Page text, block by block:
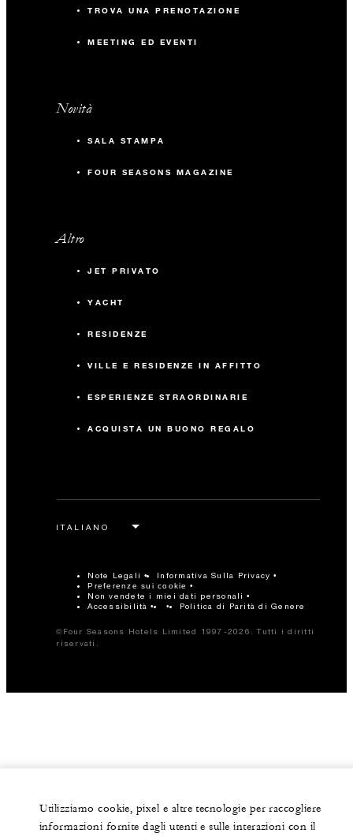
TROVA UNA PRENOTAZIONE
MEETING ED EVENTI
Novità
SALA STAMPA
FOUR SEASONS MAGAZINE
Altro
JET PRIVATO
YACHT
RESIDENZE
VILLE E RESIDENZE IN AFFITTO
ESPERIENZE STRAORDINARIE
ACQUISTA UN BUONO REGALO
Note Legali Informativa Sulla Privacy
Preferenze sui cookie
Non vendete i miei dati personali
Accessibilità
Politica di Parità di Genere
©Four Seasons Hotels Limited 1997-2026. Tutti i diritti
riservati.
Utilizziamo cookie, pixel e altre tecnologie per raccogliere
informazioni fornite dagli utenti e sulle interazioni con il